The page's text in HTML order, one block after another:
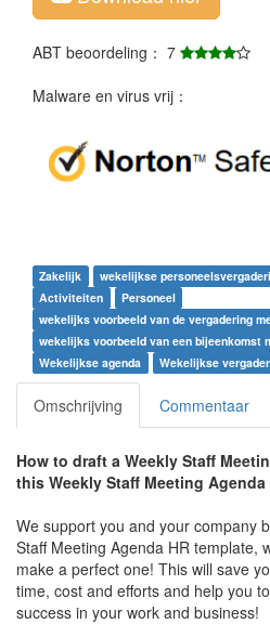
ABT beoordeling： 7
Malware en virus vrij：
Zakelijk wekelijkse
Activiteiten
Personeel
wekelijks voorbeeld van de vergadering
wekelijks voorbeeld van een bijeenkomst
Wekelijkse agenda
Wekelijkse
Omschrijving Commentaar
How to draft a Weekly Staff
this Weekly Staff Meeting Agenda
We support you and your company
Staff Meeting Agenda HR template,
make a perfect one! This will save
time, cost and efforts and help you
success in your work and business!